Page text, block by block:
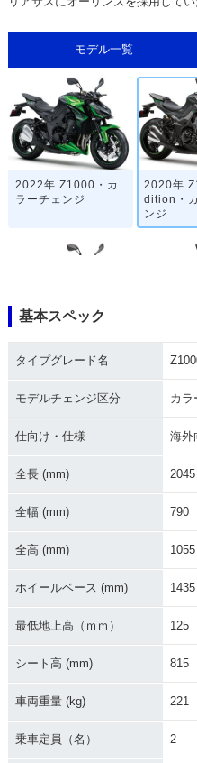
モデル一覧
2022年 Z1000・カ
ラーチェンジ
2020年
dition・
ンジ
dition・カラーチェ
ラーチェ
2018年 Z1000・マ
2018年
2017年 Z1000 AB
2017年
基本スペック
タイプグレード名
モデルチェンジ区分 カラ
仕向け・仕様 海外
全長 (mm) 2045
全幅 (mm) 790
全高 (mm) 1055
ホイールベース (mm) 1435
最低地上高（ｍｍ） 125
シート高 (mm) 815
車両重量 (kg) 221
乗車定員（名） 2